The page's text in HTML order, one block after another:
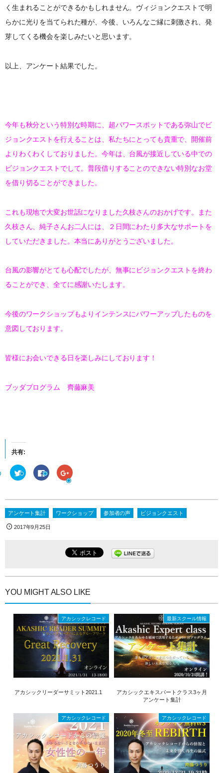
く生まれることができるかもしれません。ヴィジョンクエストで明
らかに光りを当てられた種が、今後、いろんなご縁に刺激され、発
芽してくる機会を楽しみたいと思います。
以上、アンケート結果でした。
今年も秋分という特別な時期に、超パワースポットである弥山でビ
ジョンクエストを行えることは、私たちにとっても貴重で、開催前
よりわくわくしておりました。今年は、台風が接近している中での
ビジョンクエストでして。普段借りすることのできない特別なお堂
を借り切ることができました。
これも現地で大変お世話になりました久枝さんのおかげです。また
久枝さん、純子さんお二人には、２日間にわたり多大なサポートを
していただきました。本当にありがとうございました。
台風の影響がとても心配でしたが、無事にビジョンクエストを終わ
ることができ、全てに感謝いたします。
今後のワークショップもよりインテンスにパワーアップしたものを
意図しております。
皆様にお会いできる日を楽しみにしております！
ブッダプログラム 齊藤麻美
共有:
ク
リ
て
T
w
i
t
t
し
ウ
ィ
ン
ウ
で
開
き
ま
す
F
a
o
o
k
で
共
有
ク
て
く
だ
い
(
新
し
い
ウ
ィ
ン
ド
ウ
で
開
ま
ク
リ
ッ
て
G
o
o
で
共
し
ウ
ィ
ン
ウ
で
開
き
ま
す
)
アンケート集計 ワークショップ 参加者の声 ビジョンクエスト
2017年9月25日
YOU MIGHT ALSO LIKE
アカシックレコード
アカシックリーダーサミット2021.1
最新スクール情報
アカシックエキスパートクラス3ヶ月
アンケート集計
アカシックレコード アカシックレコード